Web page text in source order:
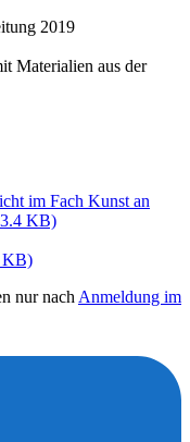
2019
Materialien aus der
im Fach Kunst an
KB)
KB)
nur nach Anmeldung im